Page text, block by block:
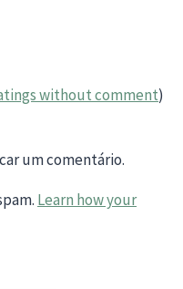
without comment)
um comentário.
Learn how your